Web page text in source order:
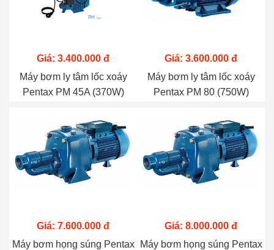
Giá: 3.400.000 đ
Máy bơm ly tâm lốc xoáy
Pentax PM 45A (370W)
Giá: 3.600.000 đ
Máy bơm ly tâm lốc xoáy
Pentax PM 80 (750W)
Giá: 7.600.000 đ
Máy bơm họng súng Pentax
Giá: 8.000.000 đ
Máy bơm họng súng Pentax